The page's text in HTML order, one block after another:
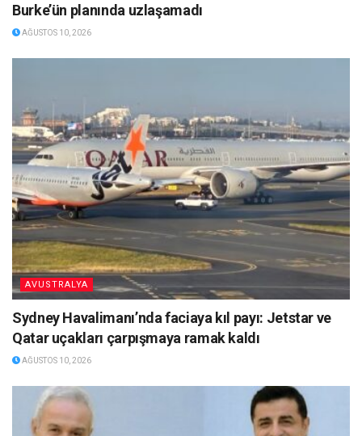
Burke’ün planında uzlaşamadı
AĞUSTOS 10, 2026
AVUSTRALYA
Sydney Havalimanı’nda faciaya kıl payı: Jetstar ve
Qatar uçakları çarpışmaya ramak kaldı
AĞUSTOS 10, 2026